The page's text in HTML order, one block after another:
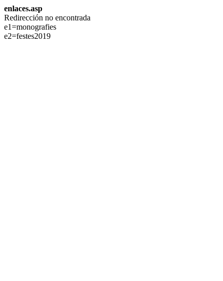
enlaces.asp
Redirección no encontrada
e1=monografies
e2=festes2019